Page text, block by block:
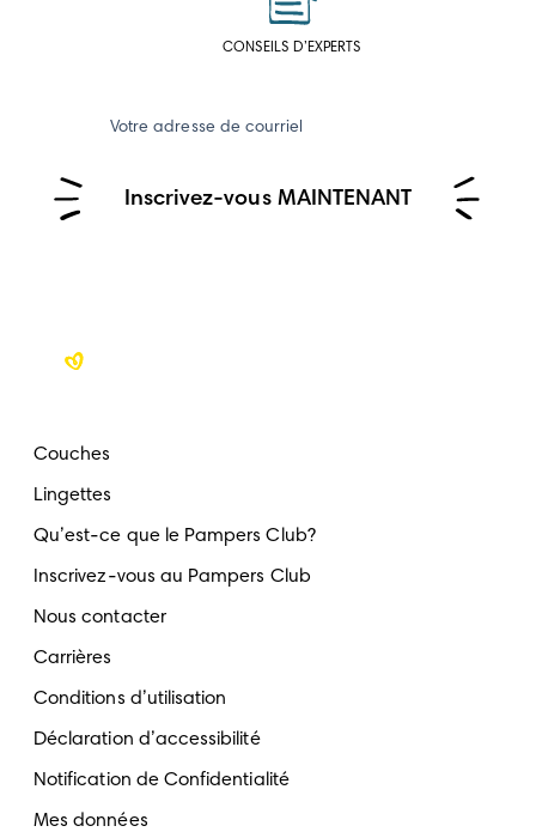
CONSEILS D’EXPERTS
Votre adresse de courriel
Inscrivez-vous MAINTENANT
Couches
Lingettes
Qu’est-ce que le Pampers Club?
Inscrivez-vous au Pampers Club
Nous contacter
Carrières
Conditions d’utilisation
Déclaration d’accessibilité
Notification de Confidentialité
Mes données